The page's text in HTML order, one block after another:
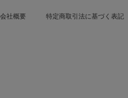
会社概要 特定商取引法に基づく表記